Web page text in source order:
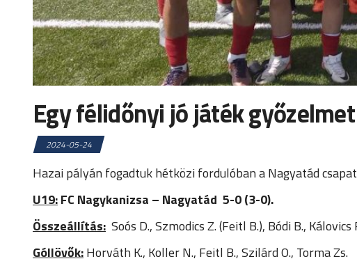
Egy félidőnyi jó játék
2024-05-24
Hazai pályán fogadtuk hétközi fordulóban a Nagyatád
U19:FC Nagykanizsa – Nagyatád 5-0 (3-0).
Összeállítás: Soós D., Szmodics Z. (Feitl B.), Bódi B.,
Góllövők:Horváth K., Koller N., Feitl B., Szilárd O., Torma Zs.